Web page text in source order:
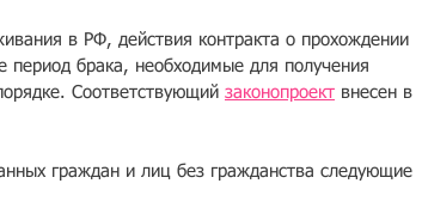
в РФ, действия контракта о прохождении
брака, необходимые для получения
Соответствующий законопроект внесен в
граждан и лиц без гражданства следующие